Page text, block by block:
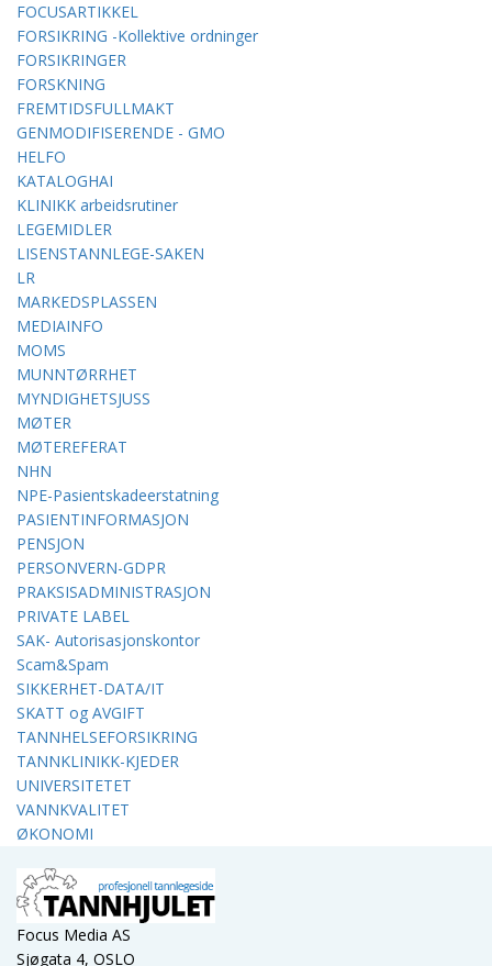
FOCUSARTIKKEL
FORSIKRING -Kollektive ordninger
FORSIKRINGER
FORSKNING
FREMTIDSFULLMAKT
GENMODIFISERENDE - GMO
HELFO
KATALOGHAI
KLINIKK arbeidsrutiner
LEGEMIDLER
LISENSTANNLEGE-SAKEN
LR
MARKEDSPLASSEN
MEDIAINFO
MOMS
MUNNTØRRHET
MYNDIGHETSJUSS
MØTER
MØTEREFERAT
NHN
NPE-Pasientskadeerstatning
PASIENTINFORMASJON
PENSJON
PERSONVERN-GDPR
PRAKSISADMINISTRASJON
PRIVATE LABEL
SAK- Autorisasjonskontor
Scam&Spam
SIKKERHET-DATA/IT
SKATT og AVGIFT
TANNHELSEFORSIKRING
TANNKLINIKK-KJEDER
UNIVERSITETET
VANNKVALITET
ØKONOMI
Focus Media AS
Sjøgata 4, OSLO